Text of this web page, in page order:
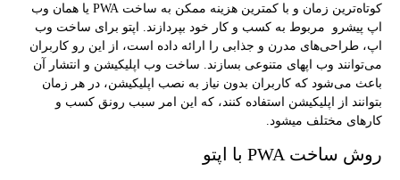
کوتاه‌ترین زمان و با کمترین هزینه ممکن به ساخت PWA یا همان وب
اپ پیشرو مربوط به کسب و کار خود بپردازند. اپتو برای ساخت وب
اپ، طراحی­‌های مدرن و جذابی را ارائه داده است، از این رو کاربران
می­‌توانند وب اپ­های متنوعی بسازند. ساخت وب اپلیکیشن و انتشار آن
باعث می‌­شود که کاربران بدون نیاز به نصب اپلیکیشن، در هر زمان
بتوانند از اپلیکیشن استفاده کنند، که این امر سبب رونق کسب و
کارهای مختلف می­شود.
روش ساخت PWA با اپتو